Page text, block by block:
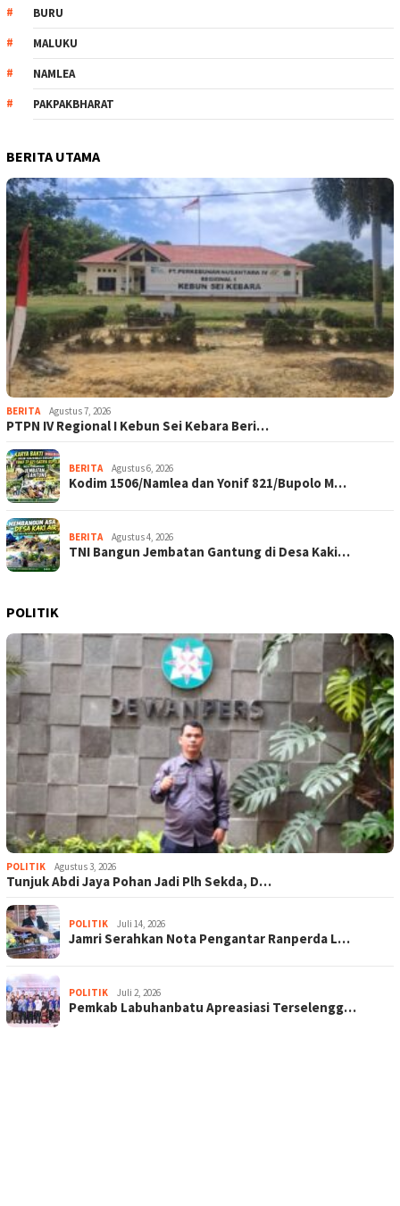
BURU
MALUKU
NAMLEA
PAKPAKBHARAT
BERITA UTAMA
BERITA Agustus 7, 2026
PTPN IV Regional I Kebun Sei Kebara Beri…
BERITA Agustus 6, 2026
Kodim 1506/Namlea dan Yonif 821/Bupolo M…
BERITA Agustus 4, 2026
TNI Bangun Jembatan Gantung di Desa Kaki…
POLITIK
POLITIK Agustus 3, 2026
Tunjuk Abdi Jaya Pohan Jadi Plh Sekda, D…
POLITIK Juli 14, 2026
Jamri Serahkan Nota Pengantar Ranperda L…
POLITIK Juli 2, 2026
Pemkab Labuhanbatu Apreasiasi Terselengg…